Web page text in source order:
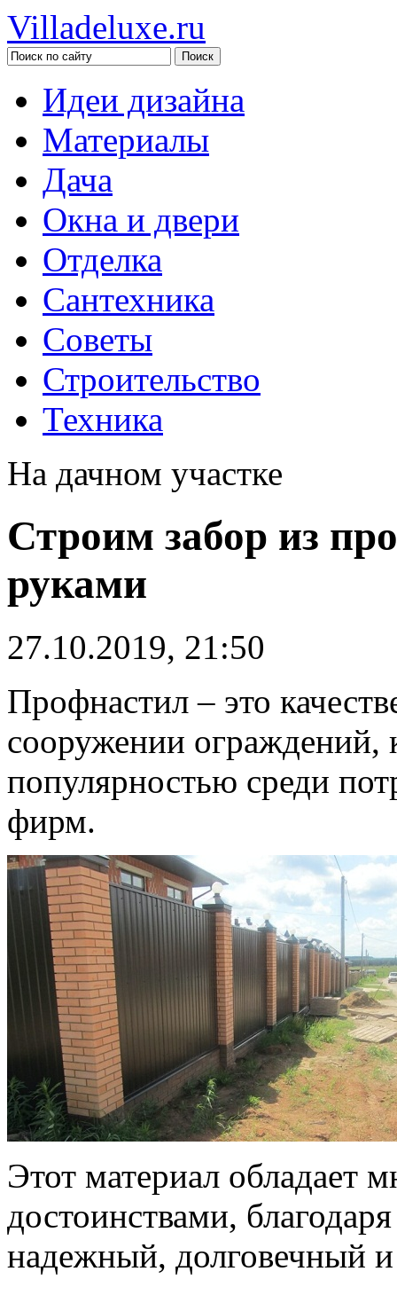
Villadeluxe.ru
Идеи дизайна
Материалы
Дача
Окна и двери
Отделка
Сантехника
Советы
Строительство
Техника
На дачном участке
Строим забор из
руками
27.10.2019, 21:50
Профнастил – это
сооружении ограждений,
популярностью среди
фирм.
Этот материал обладает
достоинствами,
надежный, долговечный